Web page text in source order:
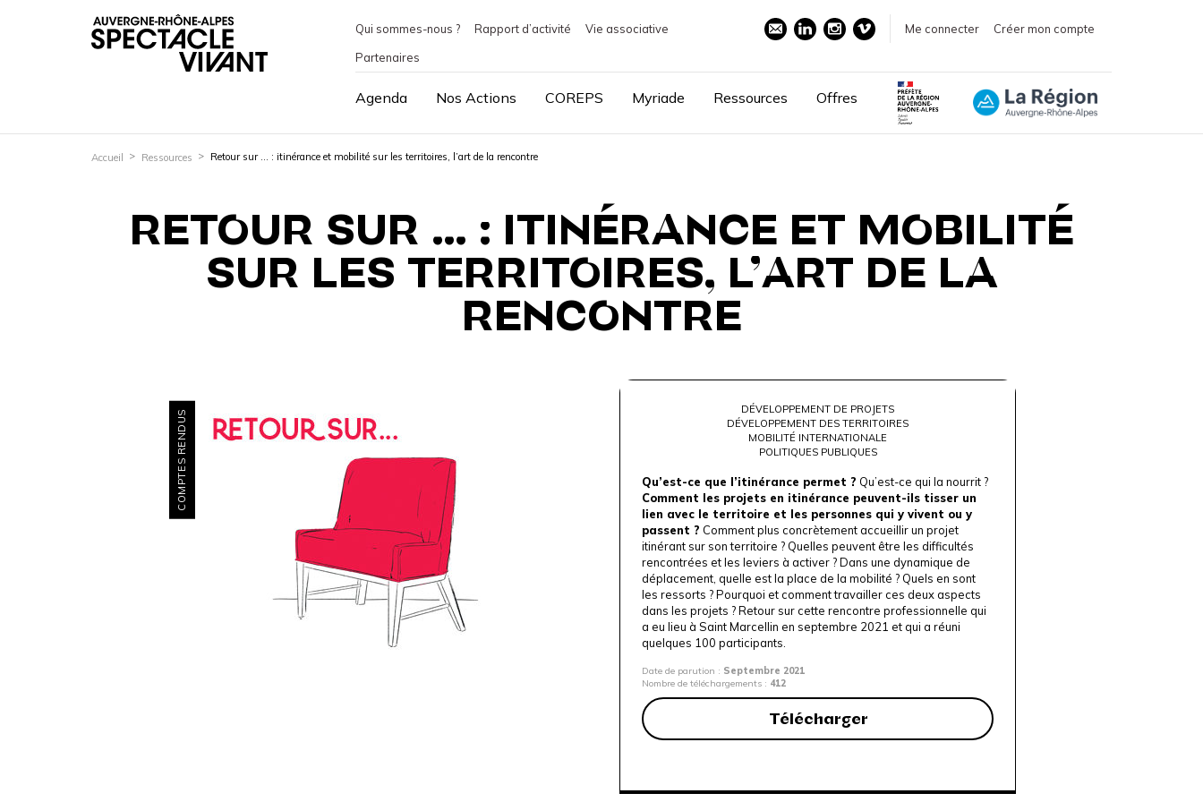
Qui sommes-nous ? Rapport d’activité
Vie associative
Partenaires
Me connecter Créer mon compte
Agenda Nos Actions COREPS Myriade Ressources Offres
Accueil Ressources Retour sur … : itinérance et mobilité sur les territoires, l’art de la rencontre
RETOUR SUR … : ITINÉRANCE ET MOBILITÉ
SUR LES TERRITOIRES, L’ART DE LA
RENCONTRE
COMPTES RENDUS
DÉVELOPPEMENT DE PROJETS
DÉVELOPPEMENT DES TERRITOIRES
MOBILITÉ INTERNATIONALE
POLITIQUES PUBLIQUES
Qu’est-ce que l’itinérance permet ? Qu’est-ce qui la nourrit ?
Comment les projets en itinérance peuvent-ils tisser un
lien avec le territoire et les personnes qui y vivent ou y
passent ? Comment plus concrètement accueillir un projet
itinérant sur son territoire ? Quelles peuvent être les difficultés
rencontrées et les leviers à activer ? Dans une dynamique de
déplacement, quelle est la place de la mobilité ? Quels en sont
les ressorts ? Pourquoi et comment travailler ces deux aspects
dans les projets ? Retour sur cette rencontre professionnelle qui
a eu lieu à Saint Marcellin en septembre 2021 et qui a réuni
quelques 100 participants.
Date de parution : Septembre 2021
Nombre de téléchargements : 412
Télécharger